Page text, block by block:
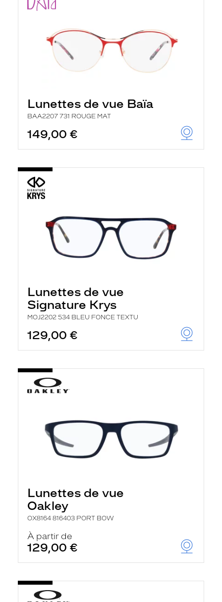
Lunettes de vue Baïa
BAA2207 731 ROUGE MAT
149,00 €
Lunettes de vue
Signature Krys
MOJ2202 534 BLEU FONCE TEXTU
129,00 €
Lunettes de vue
Oakley
OX8164 816403 PORT BOW
À partir de
129,00 €